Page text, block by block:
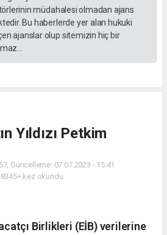
müdahalesi olmadan ajans
Bu haberlerde yer alan hukuki
ajanslar olup sitemizin hiç bir
Yıldızı Petkim
Güncelleme: 07.07.2023 - 15:41
kez okundu.
Birlikleri (EİB) verilerine